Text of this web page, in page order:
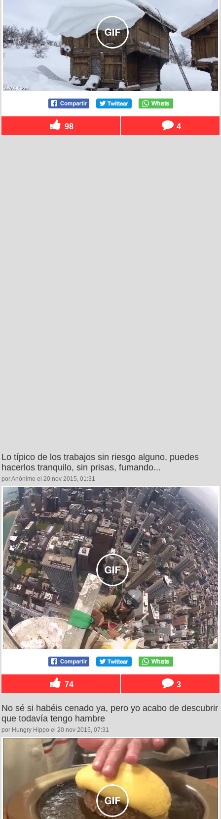
98 4
Lo típico de los trabajos sin riesgo alguno, puedes
hacerlos tranquilo, sin prisas, fumando...
por Anónimo el 20 nov 2015, 01:31
74 3
No sé si habéis cenado ya, pero yo acabo de descubrir
que todavía tengo hambre
por Hungry Hippo el 20 nov 2015, 07:31